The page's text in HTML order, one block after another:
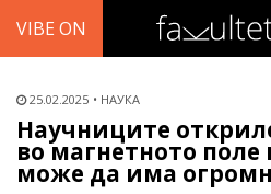
VIBE ON
25.02.2025 НАУКА
Научниците
во магнетното поле
може да има